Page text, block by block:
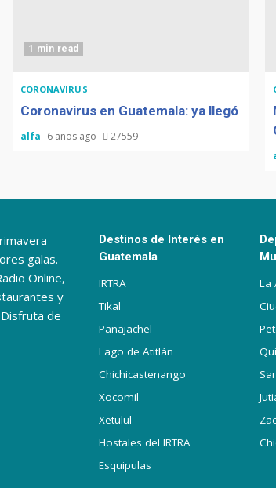
1 min read
CORONAVIRUS
Coronavirus en Guatemala: ya llegó
alfa 6 años ago 27559
galas.
Online,
y
de
Destinos de Interés en
Guatemala
IRTRA
Tikal
Panajachel
Lago de Atitlán
Chichicastenango
Xocomil
Xetulul
Hostales del IRTRA
Esquipulas
La